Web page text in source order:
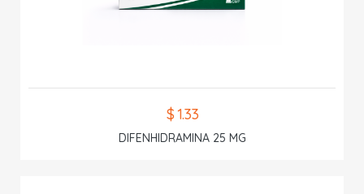
$ 1.33
DIFENHIDRAMINA 25 MG